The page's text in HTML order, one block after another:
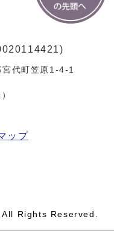
代町笠原1-4-1
ップ
Rights Reserved.